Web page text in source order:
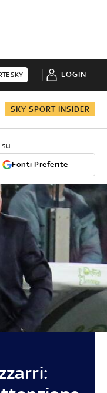
SKY LOGIN
SKY SPORT INSIDER
Fonti Preferite